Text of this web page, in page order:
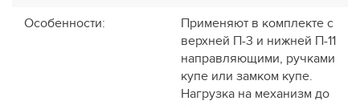
Особенности:
Применяют в комплекте с
верхней П-3 и нижней П-11
направляющими, ручками
купе или замком купе.
Нагрузка на механизм до